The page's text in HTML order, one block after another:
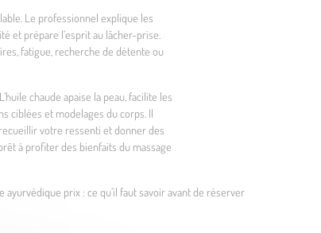
Le professionnel explique les
et prépare l’esprit au lâcher-prise.
fatigue, recherche de détente ou
chaude apaise la peau, facilite les
ciblées et modelages du corps. Il
votre ressenti et donner des
à profiter des bienfaits du massage
ayurvédique prix : ce qu’il faut savoir avant de réserver